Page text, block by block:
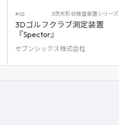
#02 3次元形状検査装置シリーズ
3Dゴルフクラブ測定装置
『Spector』
セブンシックス株式会社